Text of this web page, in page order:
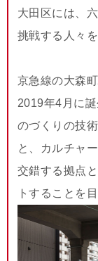
大田区には、
挑戦する人々
京急線の大森
2019年4月に
のづくりの技
と、カルチャ
交錯する拠点
トすることを